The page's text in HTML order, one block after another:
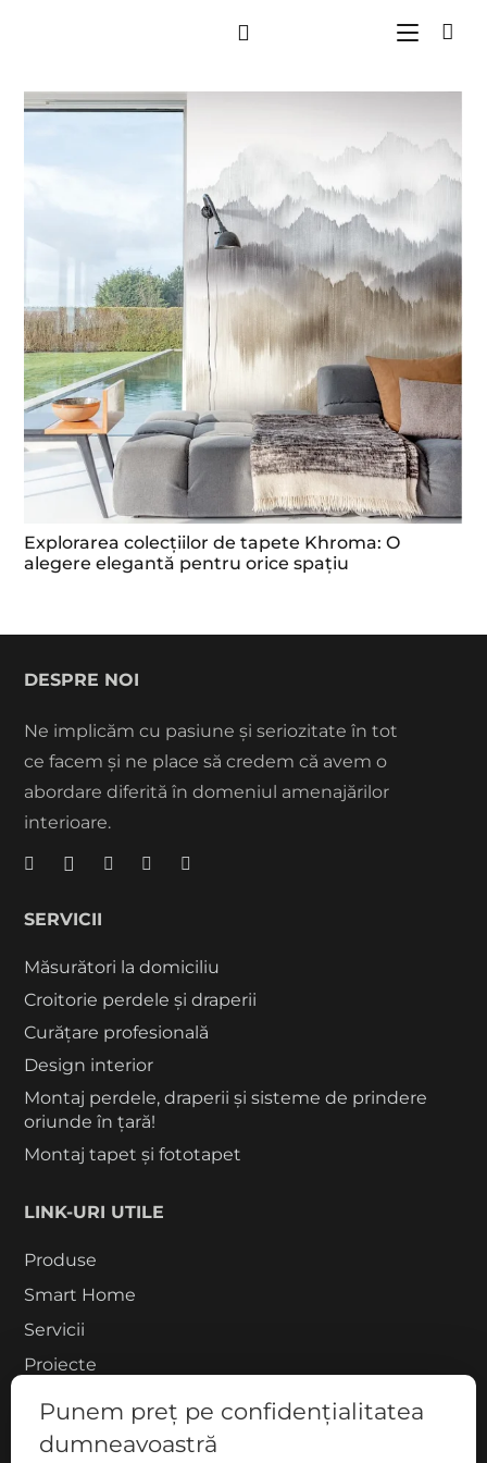
Explorarea colecțiilor de tapete Khroma: O
alegere elegantă pentru orice spațiu
DESPRE NOI
Ne implicăm cu pasiune și seriozitate în tot
ce facem și ne place să credem că avem o
abordare diferită în domeniul amenajărilor
interioare.
SERVICII
Măsurători la domiciliu
Croitorie perdele și draperii
Curățare profesională
Design interior
Montaj perdele, draperii și sisteme de prindere
oriunde în țară!
Montaj tapet și fototapet
LINK-URI UTILE
Produse
Smart Home
Servicii
Proiecte
Despre noi
Blog
Punem preț pe confidențialitatea
dumneavoastră